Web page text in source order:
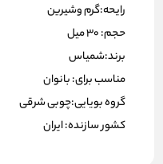
رایحه:گرم وشیرین
حجم: 30 میل
برند:شمیاس
مناسب برای: بانوان
گروه بویایی:چوبی شرقی
کشور سازنده: ایران